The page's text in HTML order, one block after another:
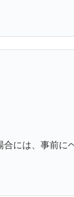
には、事前に